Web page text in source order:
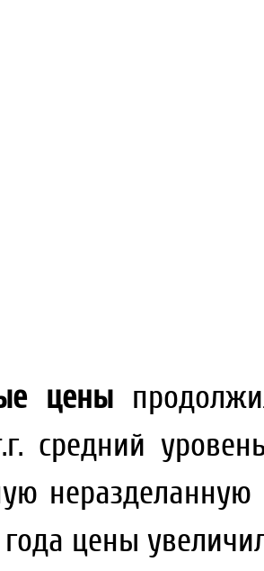
цены
средний
неразделанную
цены